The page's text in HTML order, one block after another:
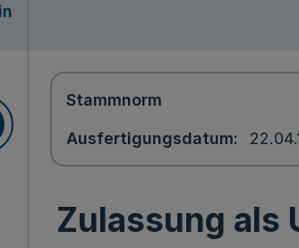
Stammnorm
Ausfertigungsdatum
Zulassung als